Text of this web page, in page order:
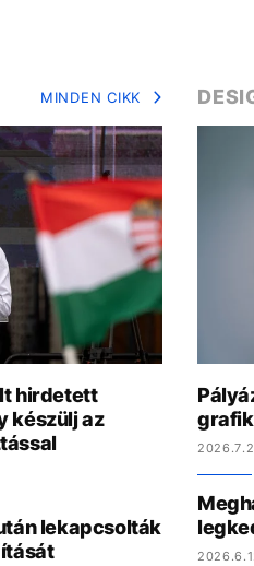
MINDEN CIKK
hirdetett
készülj az
lekapcsolták